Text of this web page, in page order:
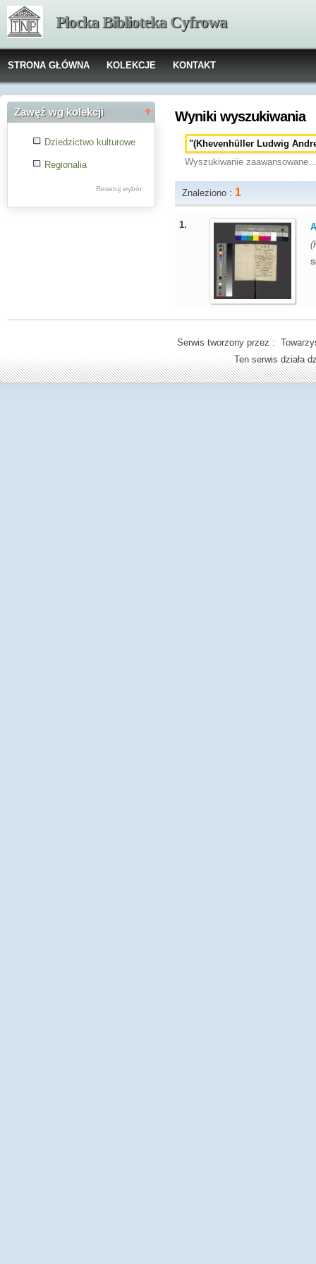
Płocka Biblioteka Cyfrowa
STRONA GŁÓWNA KOLEKCJE KONTAKT
Zawęź wg kolekcji
Dziedzictwo kulturowe
Regionalia
Resetuj wybór
Wyniki wyszukiwania
Wyszukiwanie zaawansowane...
Znaleziono : 1
1.
Serwis tworzony przez :
Ten serwis działa